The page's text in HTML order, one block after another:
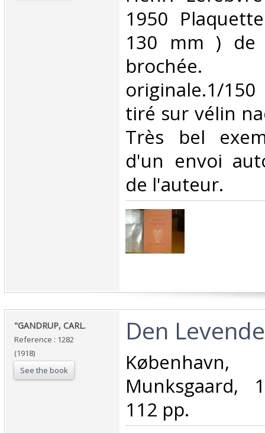
1950
130 mm ) de
originale.1/
tiré sur vélin
Très bel
d'un envoi
de l'auteur.‎
‎"GANDRUP, CARL.‎
Reference : 1282
(1918)
See the book
‎Den
Munksgaard,
112 pp.‎